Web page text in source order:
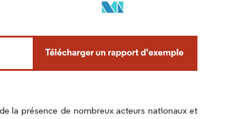
la présence de nombreux acteurs nationaux et